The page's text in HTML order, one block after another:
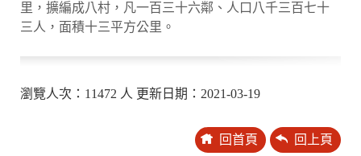
里，擴編成八村，凡一百三十六鄰、人口八千三百七十
三人，面積十三平方公里。
瀏覽人次：11472 人 更新日期：2021-03-19
回首頁 回上頁